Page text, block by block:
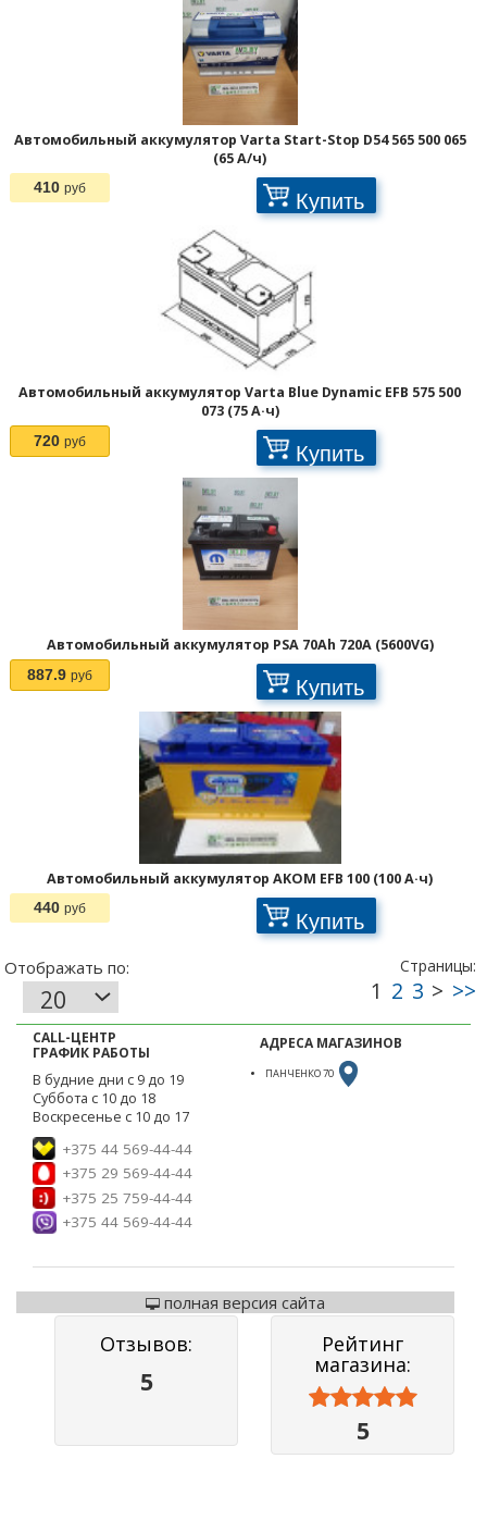
Автомобильный аккумулятор Varta Start-Stop D54 565 500 065
(65 А/ч)
410 руб Купить
Автомобильный аккумулятор Varta Blue Dynamic EFB 575 500
073 (75 А·ч)
720 руб Купить
Автомобильный аккумулятор PSA 70Ah 720A (5600VG)
887.9 руб Купить
Автомобильный аккумулятор AKOM EFB 100 (100 А·ч)
440 руб Купить
CALL-ЦЕНТР
ГРАФИК РАБОТЫ
В будние дни с 9 до 19
Суббота с 10 до 18
Воскресенье с 10 до 17
+375 44 569-44-44
+375 29 569-44-44
+375 25 759-44-44
+375 44 569-44-44
АДРЕСА МАГАЗИНОВ
ПАНЧЕНКО 70
полная версия сайта
Отзывов:
5
Рейтинг
магазина:



5